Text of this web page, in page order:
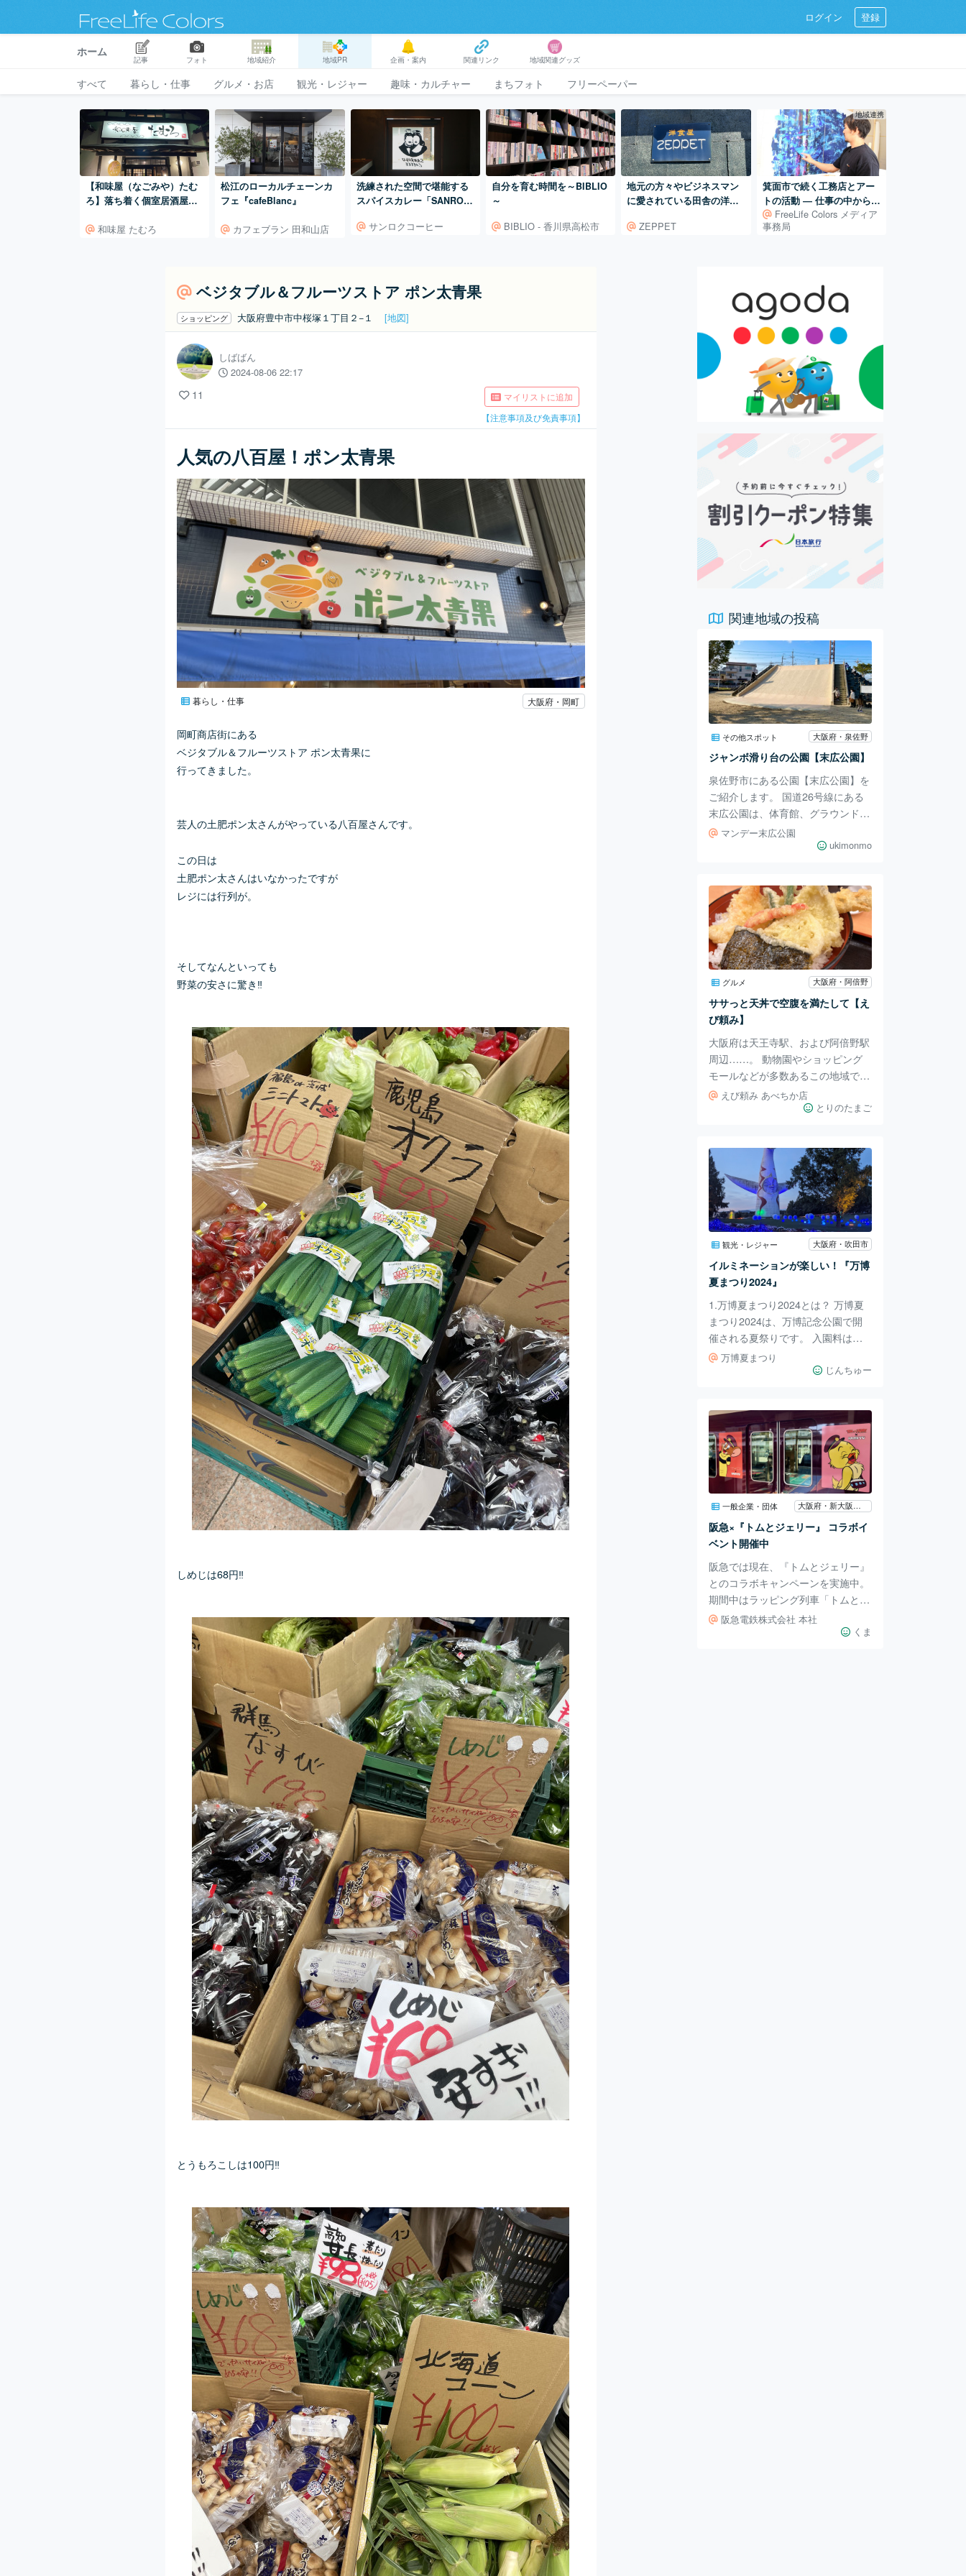
ログイン 登録
ホーム
記事 フォト 地域紹介 地域PR 企画・案内 関連リンク 地域関連グッズ
すべて 暮らし・仕事 グルメ・お店 観光・レジャー 趣味・カルチャー まちフォト フリーペーパー
【和味屋（なごみや）たむ
ろ】落ち着く個室居酒屋！
和味屋 たむろ
松江のローカルチェーンカ
フェ『cafeBlanc』
カフェブラン 田和山店
洗練された空間で堪能する
スパイスカレー「SANROK
サンロクコーヒー
自分を育む時間を～BIBLIO
～
BIBLIO - 香川県高松市
地元の方々やビジネスマン
に愛されている田舎の洋食
ZEPPET
地域連携
箕面市で続く工務店とアー
トの活動 ― 仕事の中から広
がるアート制作
FreeLife Colors メディア
事務局
ベジタブル＆フルーツストア ポン太青果
ショッピング 大阪府豊中市中桜塚１丁目２−１ [地図]
しばばん
2024-08-06 22:17
11
マイリストに追加
【注意事項及び免責事項】
人気の八百屋！ポン太青果
暮らし・仕事 大阪府・岡町
岡町商店街にある
ベジタブル＆フルーツストア ポン太青果に
行ってきました。
芸人の土肥ポン太さんがやっている八百屋さんです。
この日は
土肥ポン太さんはいなかったですが
レジには行列が。
そしてなんといっても
野菜の安さに驚き‼️
しめじは68円‼️
とうもろこしは100円‼️
関連地域の投稿
その他スポット 大阪府・泉佐野
ジャンボ滑り台の公園【末広公園】
泉佐野市にある公園【末広公園】を
ご紹介します。 国道26号線にある
末広公園は、体育館、グラウンド、
温水プール、スポーツジムがある大
きな公園です。 散歩やジョギング
周りを走ったり、お散歩したりでき
ます。 春には綺麗な桜が見られる
ので、ピクニックしたりお花見も楽
しめます。 こちらがジャンボ滑り
台 子供達に大人気の滑り台！滑る
のに少し勇気がいるくらい急な滑り
台です。 おしりに敷く段ボールを
持っていくのがおすすめ。 横はク
ライミングウォール
マンデー末広公園
ukimonmo
グルメ 大阪府・阿倍野
ササっと天丼で空腹を満たして【え
び頼み】
大阪府は天王寺駅、および阿倍野駅
周辺……。 動物園やショッピング
モールなどが多数あるこの地域で
は、休日のお昼にランチ店難民にな
ってしまうことがよくあります。
き、うろうろしていたらあべちかで
発見しました。 数人並んでいるも
のの、休日のコアタイムでも回転が
速く、さほど待たずに済むお店、天
丼専門店の「えび頼み」！ その日
も幸い2組目に並ぶことができ、10
た。 メニューはほぼ天丼、および
天ぷらの定食。 お腹が
えび頼み あべちか店
とりのたまご
観光・レジャー 大阪府・吹田市
イルミネーションが楽しい！『万博
夏まつり2024』
1.万博夏まつり2024とは？ 万博夏
まつり2024は、万博記念公園で開
催される夏祭りです。 入園料は通
常通りですが、イルミネーションや
手持ち花火が楽しめる上に広い夜の
った様相が楽しめます。 2.行ってみ
た 祭りの会場は、太陽の塔周辺、
東大路と色々な場所でそれぞれの催
し物があります。 太陽の塔周辺に
は、木の枠のアーチがあります。風
で揺れる風鈴の音や風車を楽しみな
がら、アーチの下をくぐります。
ちなみにこの日は大道芸人の星丸さ
んのショ
万博夏まつり
じんちゅー
一般企業・団体 大阪府・新大阪・江坂・十三
阪急×『トムとジェリー』 コラボイ
ベント開催中
阪急では現在、『トムとジェリー』
とのコラボキャンペーンを実施中。
期間中はラッピング列車「トムとジ
ェリー号」が運行しています。 運
行ダイヤは日によって異なるため、
阪急電鉄株式会社 本社
くま